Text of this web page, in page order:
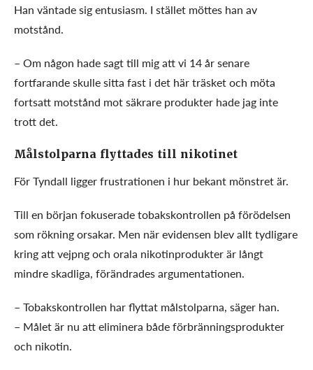
Han väntade sig entusiasm. I stället möttes han av
motstånd.
– Om någon hade sagt till mig att vi 14 år senare
fortfarande skulle sitta fast i det här träsket och möta
fortsatt motstånd mot säkrare produkter hade jag inte
trott det.
Målstolparna flyttades till nikotinet
För Tyndall ligger frustrationen i hur bekant mönstret är.
Till en början fokuserade tobakskontrollen på förödelsen
som rökning orsakar. Men när evidensen blev allt tydligare
kring att vejpng och orala nikotinprodukter är långt
mindre skadliga, förändrades argumentationen.
– Tobakskontrollen har flyttat målstolparna, säger han.
– Målet är nu att eliminera både förbränningsprodukter
och nikotin.